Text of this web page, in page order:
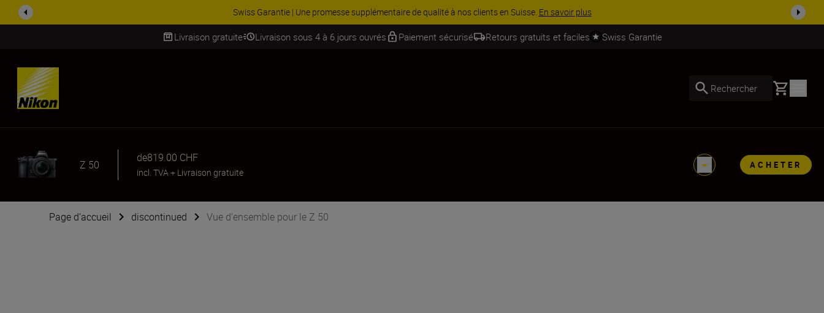
ACCESSOIRES EN PROMOTION | Économisez 15 % sur une sélection d’accessoires, complétez votre kit dès ...Acheter maintenant
Livraison gratuite Livraison sous 4 à 6 jours ouvrés Paiement sécurisé Retours gratuits et faciles Swiss Garantie
SKIP
Rechercher Basket
Z 50
de819.00 CHF
incl. TVA+ Livraison gratuite
ACHETER
Page d’accueil discontinued Vue d’ensemble pour le Z 50